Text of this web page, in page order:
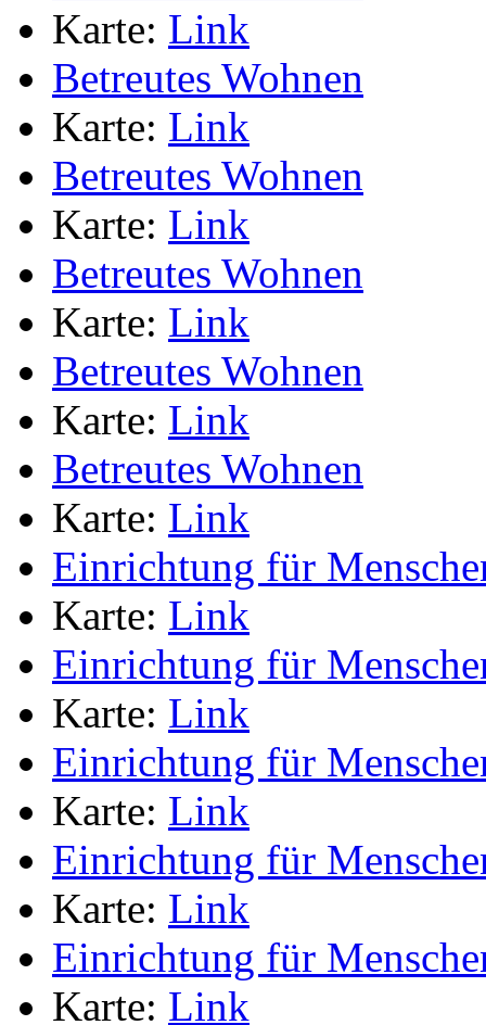
Karte: Link
Betreutes Wohnen
Karte: Link
Betreutes Wohnen
Karte: Link
Betreutes Wohnen
Karte: Link
Betreutes Wohnen
Karte: Link
Betreutes Wohnen
Karte: Link
Einrichtung für
Karte: Link
Einrichtung für
Karte: Link
Einrichtung für
Karte: Link
Einrichtung für
Karte: Link
Einrichtung für
Karte: Link